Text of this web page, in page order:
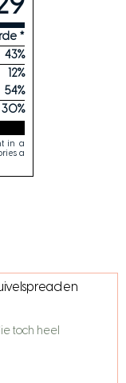
*
43%
12%
54%
30%
in a
a
en
toch heel